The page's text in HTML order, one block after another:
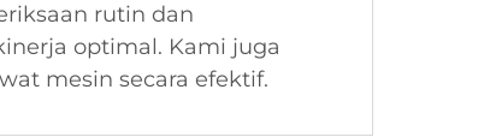
rutin dan
optimal. Kami juga
mesin secara efektif.